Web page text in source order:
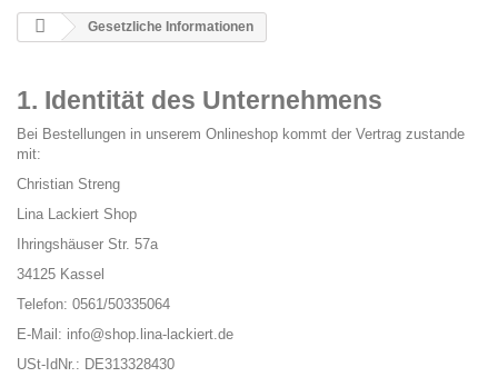
Gesetzliche Informationen
1. Identität des Unternehmens
Bei Bestellungen in unserem Onlineshop kommt der Vertrag zustande
mit:
Christian Streng
Lina Lackiert Shop
Ihringshäuser Str. 57a
34125 Kassel
Telefon: 0561/50335064
E-Mail: info@shop.lina-lackiert.de
USt-IdNr.: DE313328430